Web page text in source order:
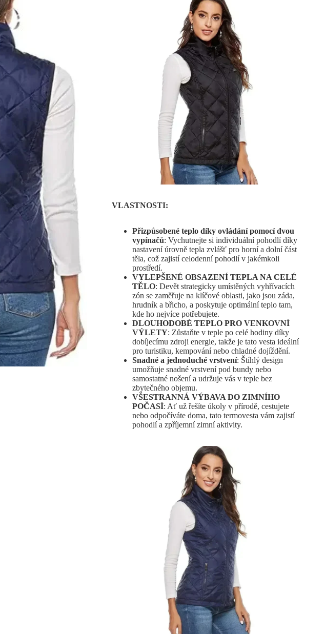
VLASTNOSTI:
Přizpůsobené teplo díky ovládání pomocí dvou
vypínačů: Vychutnejte si individuální pohodlí díky
nastavení úrovně tepla zvlášť pro horní a dolní část
těla, což zajistí celodenní pohodlí v jakémkoli
prostředí.
VYLEPŠENÉ OBSAZENÍ TEPLA NA CELÉ
TĚLO: Devět strategicky umístěných vyhřívacích
zón se zaměřuje na klíčové oblasti, jako jsou záda,
hrudník a břicho, a poskytuje optimální teplo tam,
kde ho nejvíce potřebujete.
DLOUHODOBÉ TEPLO PRO VENKOVNÍ
VÝLETY: Zůstaňte v teple po celé hodiny díky
dobíjecímu zdroji energie, takže je tato vesta ideální
pro turistiku, kempování nebo chladné dojíždění.
Snadné a jednoduché vrstvení: Štíhlý design
umožňuje snadné vrstvení pod bundy nebo
samostatné nošení a udržuje vás v teple bez
zbytečného objemu.
VŠESTRANNÁ VÝBAVA DO ZIMNÍHO
POČASÍ: Ať už řešíte úkoly v přírodě, cestujete
nebo odpočíváte doma, tato termovesta vám zajistí
pohodlí a zpříjemní zimní aktivity.